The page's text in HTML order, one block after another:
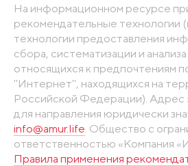
На информационном ресурсе
рекомендательные
технологии предоставления
сбора, систематизации и
относящихся к предпочтениям
"Интернет", находящихся на
Российской Федерации). Адрес
для направления юридически
info@amur.life . Общество с
ответственностью «Компания
Правила применения